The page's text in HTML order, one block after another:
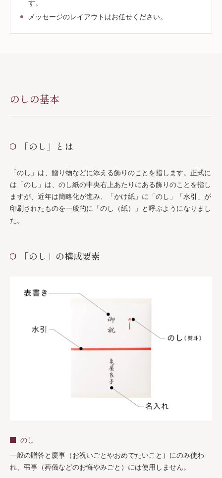
す。
メッセージのレイアウトはお任せください。
のしの基本
「のし」とは
「のし」は、贈り物などに添える飾りのことを指します。正式に
は「のし」は、のし紙の中央右上あたりにある飾りのことを指し
ますが、近年は簡略化が進み、「かけ紙」に「のし」「水引」が
印刷されたものを一般的に「のし（紙）」と呼ぶようになりまし
た。
「のし」の構成要素
のし
一般の贈答と慶事（お祝いごとやおめでたいこと）にのみ使わ
れ、弔事（葬儀などのお悔やみごと）には使用しません。